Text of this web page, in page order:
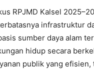
RPJMD Kalsel
infrastruktur
sumber daya alam
hidup secara
publik yang efisien,